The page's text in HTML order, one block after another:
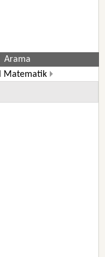
Arama
Matematik